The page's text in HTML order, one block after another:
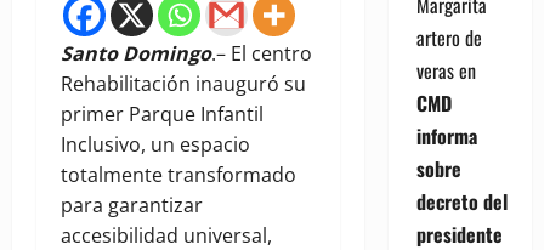
Santo Domingo.– El centro
Rehabilitación inauguró su
primer Parque Infantil
Inclusivo, un espacio
totalmente transformado
para garantizar
accesibilidad universal,
artero de
verasen
CMD
informa
sobre
decreto del
presidente